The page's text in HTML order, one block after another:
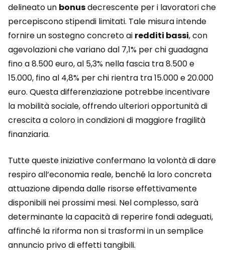
delineato un bonusdecrescente per i lavoratori che
percepiscono stipendi limitati. Tale misura intende
fornire un sostegno concreto ai redditi bassi, con
agevolazioni che variano dal 7,1% per chi guadagna
fino a 8.500 euro, al 5,3% nella fascia tra 8.500 e
15.000, fino al 4,8% per chi rientra tra 15.000 e 20.000
euro. Questa differenziazione potrebbe incentivare
la mobilità sociale, offrendo ulteriori opportunità di
crescita a coloro in condizioni di maggiore fragilità
finanziaria.
Tutte queste iniziative confermano la volontà di dare
respiro all’economia reale, benché la loro concreta
attuazione dipenda dalle risorse effettivamente
disponibili nei prossimi mesi. Nel complesso, sarà
determinante la capacità di reperire fondi adeguati,
affinché la riforma non si trasformi in un semplice
annuncio privo di effetti tangibili.